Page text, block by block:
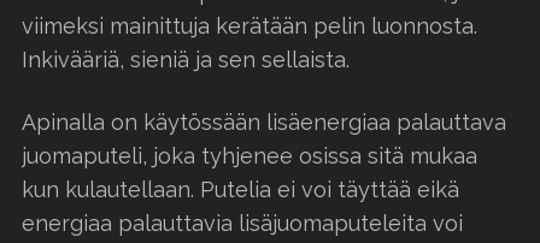
viimeksi mainittuja kerätään pelin luonnosta.
Inkivääriä, sieniä ja sen sellaista.
Apinalla on käytössään lisäenergiaa palauttava
juomaputeli, joka tyhjenee osissa sitä mukaa
kun kulautellaan. Putelia ei voi täyttää eikä
energiaa palauttavia lisäjuomaputeleita voi